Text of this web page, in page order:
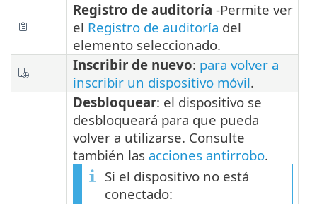
Registro de auditoría -Permite ver
el Registro de auditoría del
elemento seleccionado.
Inscribir de nuevo: para volver a
inscribir un dispositivo móvil.
Desbloquear: el dispositivo se
desbloqueará para que pueda
volver a utilizarse. Consulte
también las acciones antirrobo.
Si el dispositivo no está
conectado: